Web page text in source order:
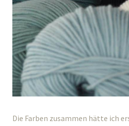
Die Farben zusammen hätte ich